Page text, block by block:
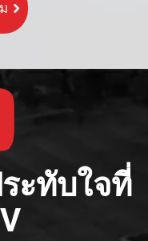
ะทับใจที่